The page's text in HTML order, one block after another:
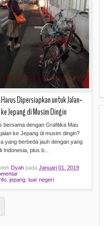
Dipersiapkan untuk Jalan-
Jepang di Musim Dingin
bersama dengan Grafitika Mau
ke Jepang di musim dingin?
yang berbeda jauh dengan yang
Indonesia, plus b...
Dyah pada Januari 01, 2019
jepang luar negeri